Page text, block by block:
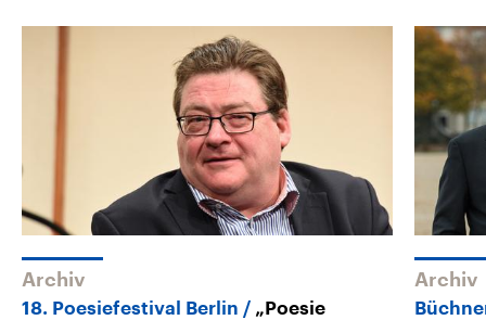
Archiv
18. Poesiefestival Berlin
„Poesie
Archiv